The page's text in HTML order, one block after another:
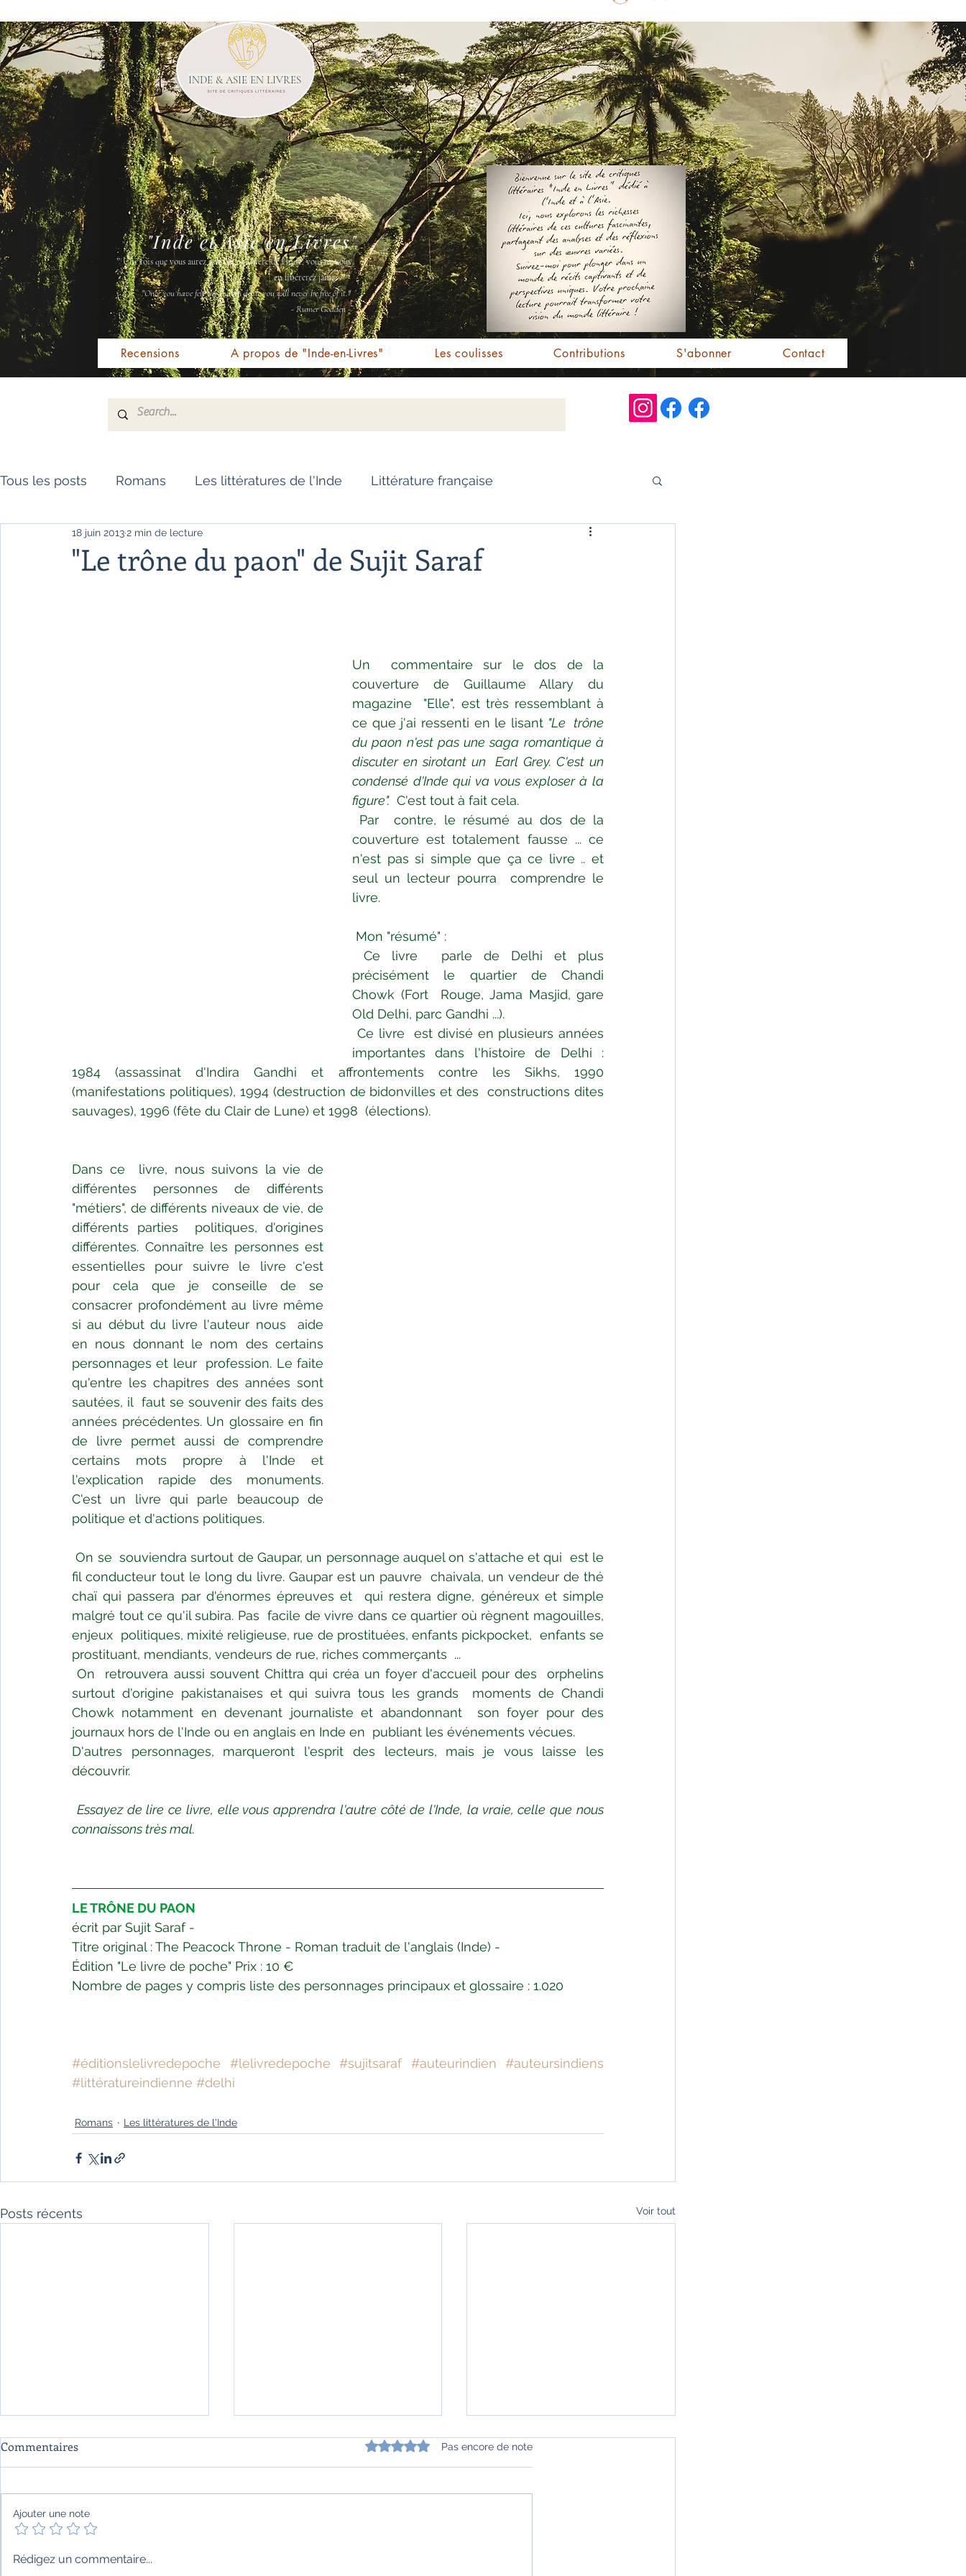
INDE & ASIE EN LIVRES
"Une fois que vous aurez senti la poussière de l'Inde, vous ne vous
en libérerez jamais " -
"Once you have felt the Indian dust, you will never be free of it."
- Rumer Godden -
"Inde et Asie en Livres"
Recensions A propos de "Inde-en-Livres" Les coulisses Contributions S'abonner Contact
Tous les posts Romans Les littératures de l'Inde Littérature française
Livres de référence Dictionnaire
Littérature malayalam Littérature pendjabi
Histoire de l'Inde par les livres
Littérature du Bangladesh Littérature pakistanaise
Contes
"Le trône du paon" de Sujit Saraf
18 juin 20132 min de lecture
Un  commentaire sur le dos de la
couverture de Guillaume Allary du
magazine  "Elle", est très ressemblant à
ce que j'ai ressenti en le lisant "Le  trône
du paon n'est pas une saga romantique à
discuter en sirotant un  Earl Grey. C'est un
condensé d'Inde qui va vous exploser à la
figure".
  C'est tout à fait cela.
Par  contre, le résumé au dos de la
couverture est totalement fausse ... ce
n'est pas si simple que ça ce livre .. et
seul un lecteur pourra  comprendre le
livre.
Mon "résumé" :
Ce livre  parle de Delhi et plus
précisément le quartier de Chandi
Chowk (Fort  Rouge, Jama Masjid, gare
Old Delhi, parc Gandhi ...).
Ce livre  est divisé en plusieurs années
importantes dans l'histoire de Delhi :
1984 (assassinat d'Indira Gandhi et affrontements contre les Sikhs, 1990
(manifestations politiques), 1994 (destruction de bidonvilles et des  constructions dites
sauvages), 1996 (fête du Clair de Lune) et 1998  (élections).
Dans ce  livre, nous suivons la vie de
différentes personnes de différents
"métiers", de différents niveaux de vie, de
différents parties  politiques, d'origines
différentes. Connaître les personnes est
essentielles pour suivre le livre c'est
pour cela que je conseille de se
consacrer profondément au livre même
si au début du livre l'auteur nous  aide
en nous donnant le nom des certains
personnages et leur  profession. Le faite
qu'entre les chapitres des années sont
sautées, il  faut se souvenir des faits des
années précédentes. Un glossaire en fin
de livre permet aussi de comprendre
certains mots propre à l'Inde et
l'explication rapide des monuments.
C'est un livre qui parle beaucoup de
politique et d'actions politiques.
On se  souviendra surtout de Gaupar, un personnage auquel on s'attache et qui  est le
fil conducteur tout le long du livre. Gaupar est un pauvre  chaivala, un vendeur de thé
chaï qui passera par d'énormes épreuves et  qui restera digne, généreux et simple
malgré tout ce qu'il subira. Pas  facile de vivre dans ce quartier où règnent magouilles,
enjeux  politiques, mixité religieuse, rue de prostituées, enfants pickpocket,  enfants se
prostituant, mendiants, vendeurs de rue, riches commerçants  ...
On  retrouvera aussi souvent Chittra qui créa un foyer d'accueil pour des  orphelins
surtout d'origine pakistanaises et qui suivra tous les grands  moments de Chandi
Chowk notamment en devenant journaliste et abandonnant  son foyer pour des
journaux hors de l'Inde ou en anglais en Inde en  publiant les événements vécues.
D'autres personnages, marqueront l'esprit des lecteurs, mais je vous laisse les
découvrir.
Essayez de lire ce livre, elle vous apprendra l'autre côté de l'Inde, la vraie, celle que nous
connaissons très mal.
LE TRÔNE DU PAON
écrit par Sujit Saraf -
Titre original : The Peacock Throne - Roman traduit de l'anglais (Inde) -
Édition "Le livre de poche" Prix : 10 €
Nombre de pages y compris liste des personnages principaux et glossaire : 1.020
#éditionslelivredepoche #lelivredepoche #sujitsaraf #auteurindien
#auteursindiens
#littératureindienne #delhi
Romans Les littératures de l'Inde
Posts récents Voir tout
"Itihasa" de Aatish Taseer
Commentaires Noté 0 étoile sur 5.Pas encore de note
Ajouter une note
Rédigez un commentaire...